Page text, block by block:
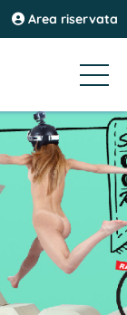
Area riservata